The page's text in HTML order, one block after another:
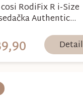
RodiFix R i-Size
Authentic
Detail